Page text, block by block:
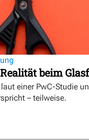
beim
einer PwC-Studie
– teilweise.